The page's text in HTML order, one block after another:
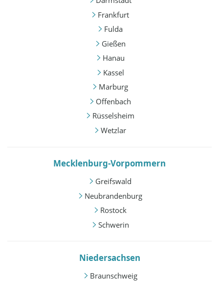
Frankfurt
Fulda
Gießen
Hanau
Kassel
Marburg
Offenbach
Rüsselsheim
Wetzlar
Mecklenburg-Vorpommern
Greifswald
Neubrandenburg
Rostock
Schwerin
Niedersachsen
Braunschweig